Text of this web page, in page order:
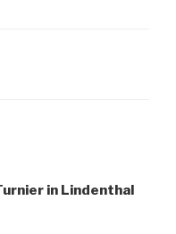
in Lindenthal